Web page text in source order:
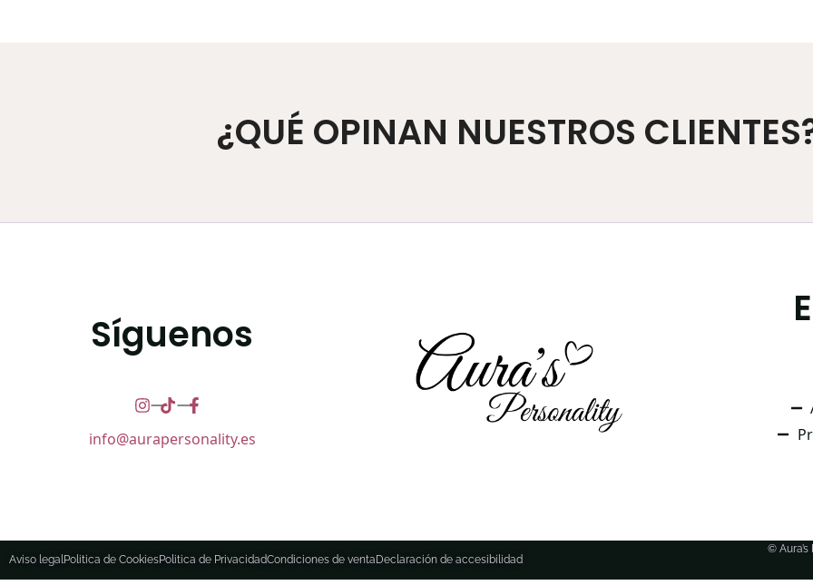
¿QUÉ OPINAN NUESTROS
Síguenos
info@aurapersonality.es
Aviso legalPolitica de CookiesPolitica de PrivacidadCondiciones de venta Declaración de accesibilidad
©